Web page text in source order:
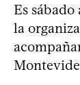
Es
la